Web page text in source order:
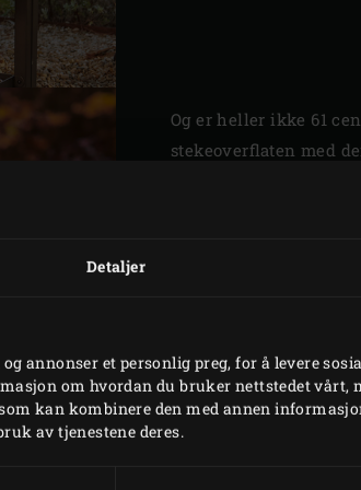
Detaljer
annonser et personlig preg, for å levere
om hvordan du bruker nettstedet vårt,
kan kombinere den med annen
av tjenestene deres.
Og er heller ikke 61
stekeoverflaten med
som er tilgjengelig for
kanskje gir du også
du også ekstra stor
for eksempel til
kan selvfølgelig også